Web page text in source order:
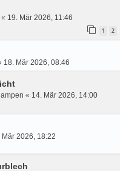
« 19. Mär 2026, 11:46
1 2
18. Mär 2026, 08:46
« 14. Mär 2026, 14:00
Mär 2026, 18:22